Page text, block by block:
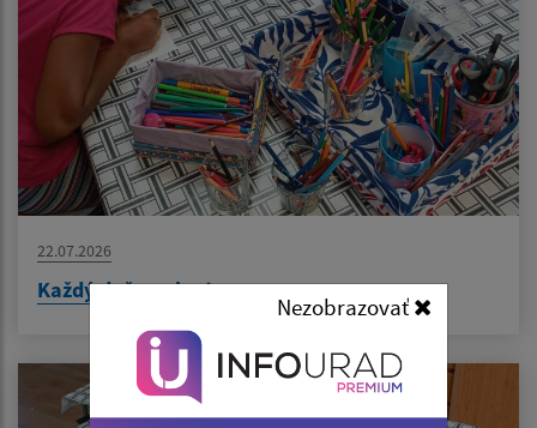
Nezobrazovať
22.07.2026
Každý deň naplno!